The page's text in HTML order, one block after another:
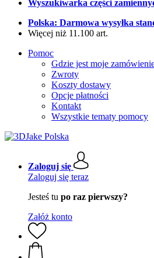
Wyszukiwarka części
Polska: Darmowa wysyłka
Więcej niż 11.100 art.
Pomoc
Gdzie jest moje
Zwroty
Koszty dostawy
Opcje płatności
Kontakt
Wszystkie tematy pomocy
Zaloguj się
Zaloguj się teraz
Jesteś tu po raz pierwszy?
Załóż konto